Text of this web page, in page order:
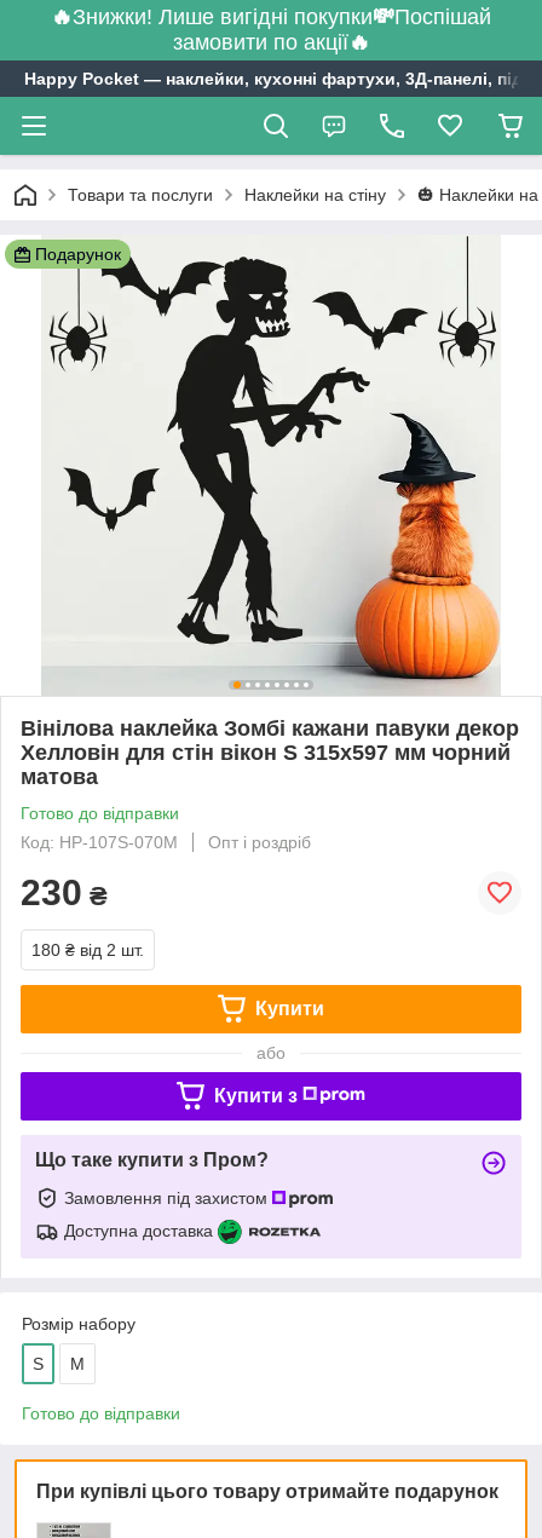
🔥Знижки! Лише вигідні покупки💸Поспішай
замовити по акції🔥
Happy Pocket ― наклейки, кухонні фартухи, 3Д-панелі,
Товари та послуги Наклейки на стіну 🎃 Наклейки на
Подарунок
Вінілова наклейка Зомбі кажани павуки декор
Хелловін для стін вікон S 315х597 мм чорний
матова
Готово до відправки
Код: HP-107S-070M
Опт і роздріб
230 ₴
180 ₴ від 2 шт.
Купити
або
Купити з
Що таке купити з Пром?
Замовлення під захистом
Доступна доставка
Розмір набору
S M
Готово до відправки
При купівлі цього товару отримайте подарунок